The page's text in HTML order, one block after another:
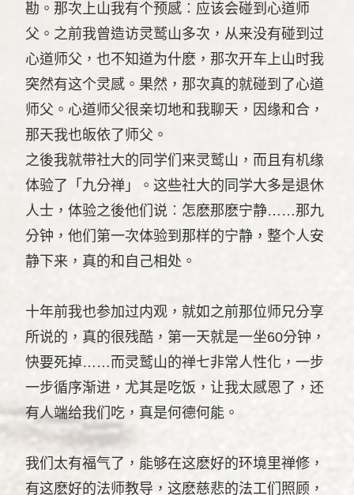
勘。那次上山我有个预感︰应该会碰到心道师
父。之前我曾造访灵鹫山多次，从来没有碰到过
心道师父，也不知道为什麽，那次开车上山时我
突然有这个灵感。果然，那次真的就碰到了心道
师父。心道师父很亲切地和我聊天，因缘和合，
那天我也皈依了师父。
之後我就带社大的同学们来灵鹫山，而且有机缘
体验了「九分禅」。这些社大的同学大多是退休
人士，体验之後他们说︰怎麽那麽宁静……那九
分钟，他们第一次体验到那样的宁静，整个人安
静下来，真的和自己相处。
十年前我也参加过内观，就如之前那位师兄分享
所说的，真的很残酷，第一天就是一坐60分钟，
快要死掉……而灵鹫山的禅七非常人性化，一步
一步循序渐进，尤其是吃饭，让我太感恩了，还
有人端给我们吃，真是何德何能。
我们太有福气了，能够在这麽好的环境里禅修，
有这麽好的法师教导，这麽慈悲的法工们照顾，